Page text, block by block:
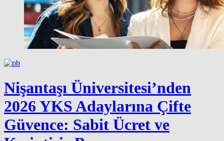
Nişantaşı Üniversitesi’nden
2026 YKS Adaylarına Çifte
Güvence: Sabit Ücret ve